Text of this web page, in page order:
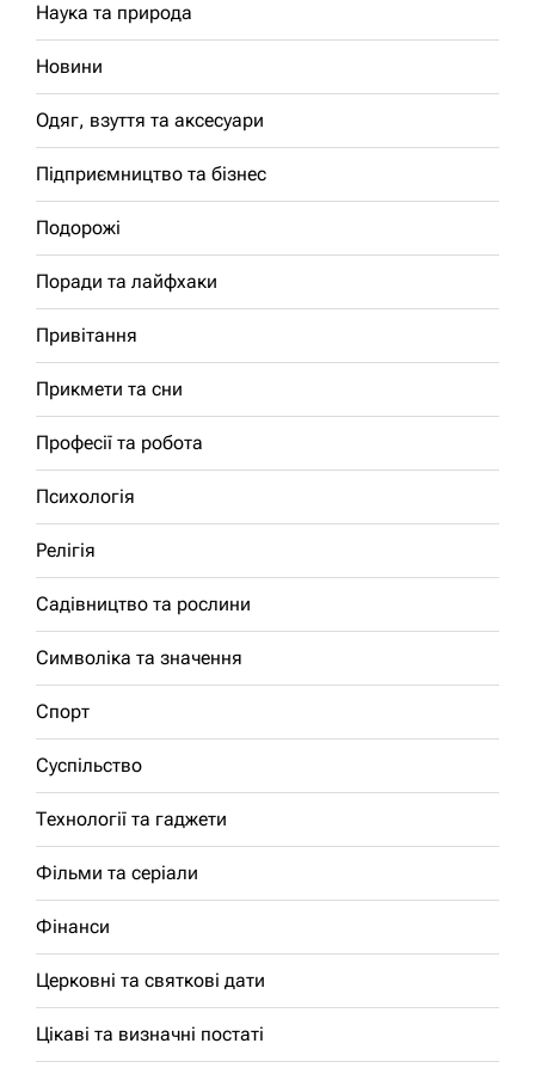
Наука та природа
Новини
Одяг, взуття та аксесуари
Підприємництво та бізнес
Подорожі
Поради та лайфхаки
Привітання
Прикмети та сни
Професії та робота
Психологія
Релігія
Садівництво та рослини
Символіка та значення
Спорт
Суспільство
Технології та гаджети
Фільми та серіали
Фінанси
Церковні та святкові дати
Цікаві та визначні постаті